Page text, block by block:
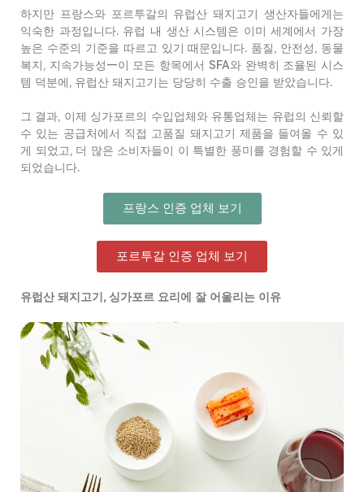
하지만 프랑스와 포르투갈의 유럽산 돼지고기 생산자들에게는
익숙한 과정입니다. 유럽 내 생산 시스템은 이미 세계에서 가장
높은 수준의 기준을 따르고 있기 때문입니다. 품질, 안전성, 동물
복지, 지속가능성—이 모든 항목에서 SFA와 완벽히 조율된 시스
템 덕분에, 유럽산 돼지고기는 당당히 수출 승인을 받았습니다.
그 결과, 이제 싱가포르의 수입업체와 유통업체는 유럽의 신뢰할
수 있는 공급처에서 직접 고품질 돼지고기 제품을 들여올 수 있
게 되었고, 더 많은 소비자들이 이 특별한 풍미를 경험할 수 있게
되었습니다.
프랑스 인증 업체 보기
포르투갈 인증 업체 보기
유럽산 돼지고기 , 싱가포르 요리에 잘 어울리는 이유